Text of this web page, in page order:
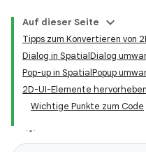
Auf dieser Seite
Tipps zum Konvertieren von
Dialog in SpatialDialog
Pop-up in SpatialPopup
2D-UI-Elemente hervorheben
Wichtige Punkte zum Code